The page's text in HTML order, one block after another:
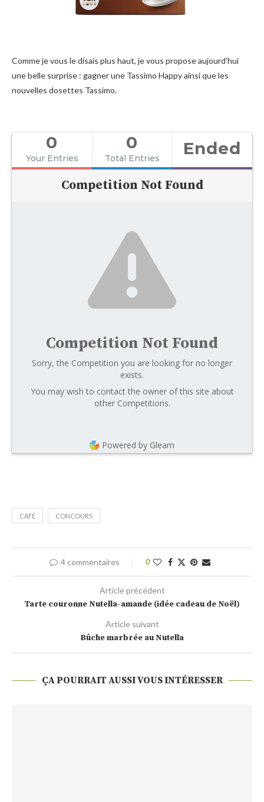
Comme je vous le disais plus haut, je vous propose aujourd’hui
une belle surprise : gagner une Tassimo Happy ainsi que les
nouvelles dosettes Tassimo.
0
Your Entries
0
Total Entries Ended
Competition Not Found
Competition Not Found
Sorry, the Competition you are looking for no longer
exists.
You may wish to contact the owner of this site about
other Competitions.
Powered by Gleam
CAFÉ CONCOURS
4 commentaires 0
Article précédent
Tarte couronne Nutella-amande (idée cadeau de Noël)
Article suivant
Bûche marbrée au Nutella
ÇA POURRAIT AUSSI VOUS INTÉRESSER